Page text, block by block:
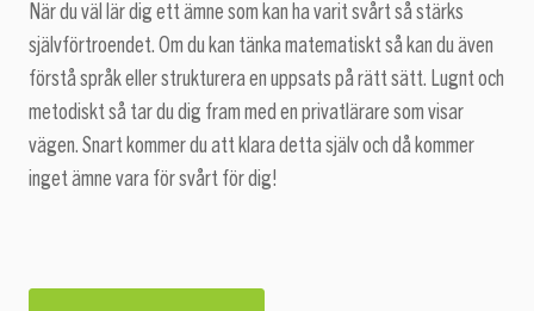
När du väl lär dig ett ämne som kan ha varit svårt så stärks
självförtroendet. Om du kan tänka matematiskt så kan du även
förstå språk eller strukturera en uppsats på rätt sätt. Lugnt och
metodiskt så tar du dig fram med en privatlärare som visar
vägen. Snart kommer du att klara detta själv och då kommer
inget ämne vara för svårt för dig!